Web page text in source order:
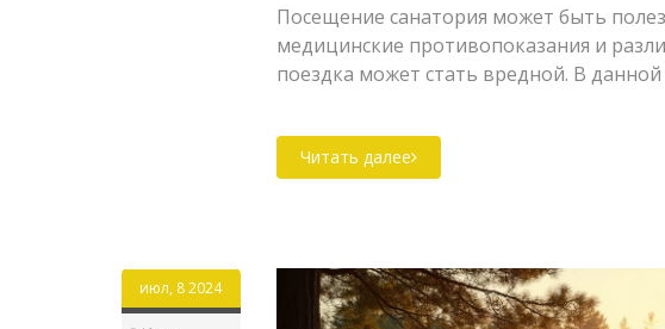
Посещение санатория может быть
медицинские противопоказания и
поездка может стать вредной. В
вам принимать более обоснованные
здоровья.
Читать далее
июл, 8 2024